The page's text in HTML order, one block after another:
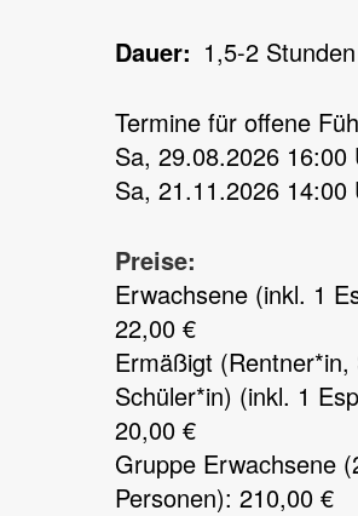
Dauer
1,5-2 Stunden
Termine für offene
Sa, 29.08.2026 16:00
Sa, 21.11.2026 14:00
Preise:
Erwachsene (inkl. 1
22,00 €
Ermäßigt (Rentner*in,
Schüler*in) (inkl. 1
20,00 €
Gruppe Erwachsene
Personen): 210,00 €